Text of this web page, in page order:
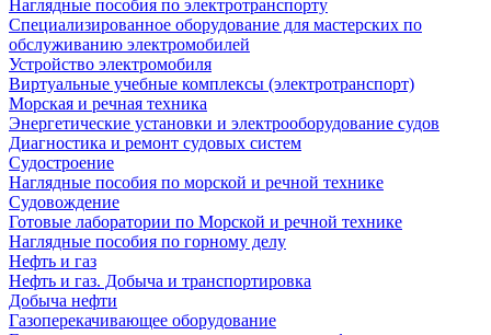
Наглядные пособия по электротранспорту
Специализированное оборудование для мастерских по
обслуживанию электромобилей
Устройство электромобиля
Виртуальные учебные комплексы (электротранспорт)
Морская и речная техника
Энергетические установки и электрооборудование судов
Диагностика и ремонт судовых систем
Судостроение
Наглядные пособия по морской и речной технике
Судовождение
Готовые лаборатории по Морской и речной технике
Наглядные пособия по горному делу
Нефть и газ
Нефть и газ. Добыча и транспортировка
Добыча нефти
Газоперекачивающее оборудование